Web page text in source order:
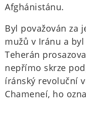
Afghánistánu.
Byl považován za
mužů v Iránu a
Teherán
nepřímo skrze
íránský revoluční
Chameneí, ho